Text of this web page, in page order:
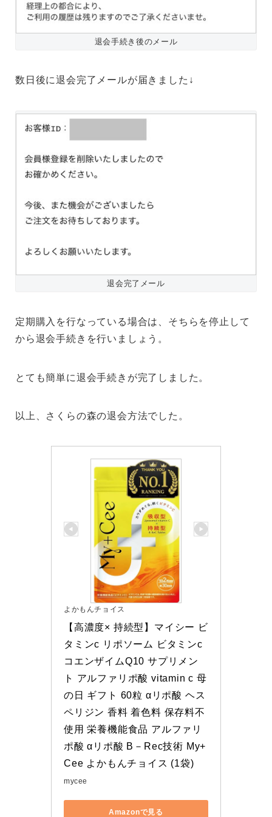
退会手続き後のメール
数日後に退会完了メールが届きました↓
退会完了メール
定期購入を行なっている場合は、そちらを停止して
から退会手続きを行いましょう。
とても簡単に退会手続きが完了しました。
以上、さくらの森の退会方法でした。
よかもんチョイス
【高濃度× 持続型】マイシー ビ
タミンc リポソーム ビタミンc
コエンザイムQ10 サプリメン
ト アルファリポ酸 vitamin c 母
の日 ギフト 60粒 αリポ酸 ヘス
ペリジン 香料 着色料 保存料不
使用 栄養機能食品 アルファリ
ポ酸 αリポ酸 B－Rec技術 My+
Cee よかもんチョイス (1袋)
mycee
Amazonで見る